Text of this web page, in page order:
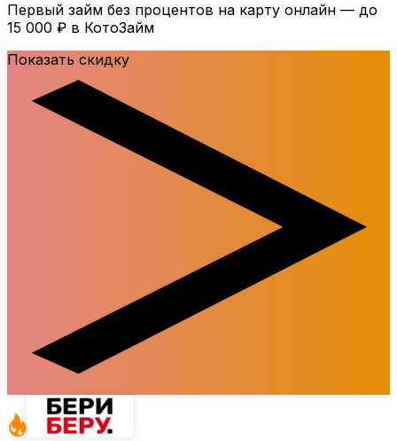
Первый займ без процентов на карту онлайн — до
15 000 ₽ в КотоЗайм
Показать скидку